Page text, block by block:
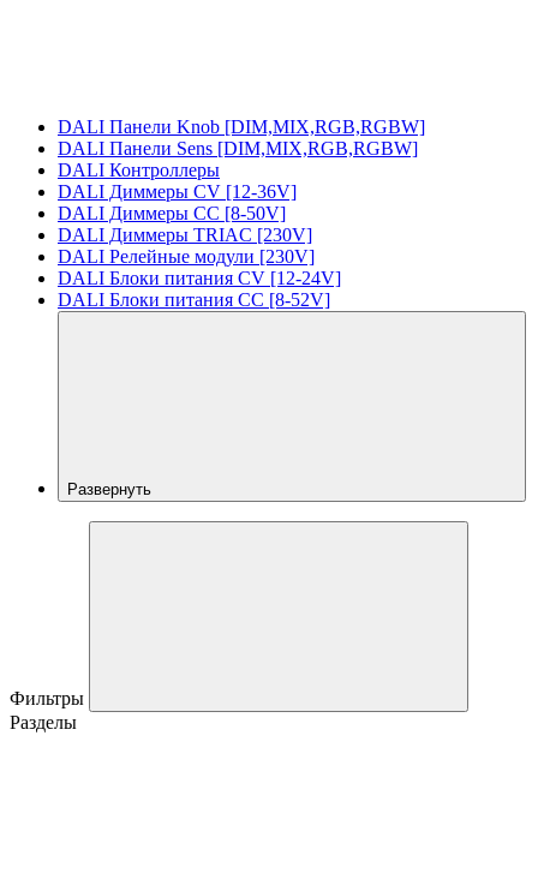
DALI Панели Knob [DIM,MIX,RGB,RGBW]
DALI Панели Sens [DIM,MIX,RGB,RGBW]
DALI Контроллеры
DALI Диммеры CV [12-36V]
DALI Диммеры CC [8-50V]
DALI Диммеры TRIAC [230V]
DALI Релейные модули [230V]
DALI Блоки питания CV [12-24V]
DALI Блоки питания CC [8-52V]
Развернуть
Фильтры
Разделы